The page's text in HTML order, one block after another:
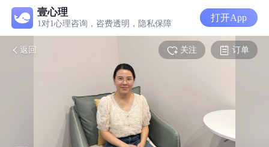
壹心理
1对1心理咨询，咨费透明，隐私保障
打开App
返回 关注 订单